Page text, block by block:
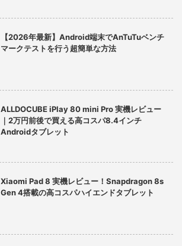
【2026年最新】Android端末でAnTuTuベンチ
マークテストを行う超簡単な方法
ALLDOCUBE iPlay 80 mini Pro 実機レビュー
｜2万円前後で買える高コスパ8.4インチ
Androidタブレット
Xiaomi Pad 8 実機レビュー！Snapdragon 8s
Gen 4搭載の高コスパハイエンドタブレット